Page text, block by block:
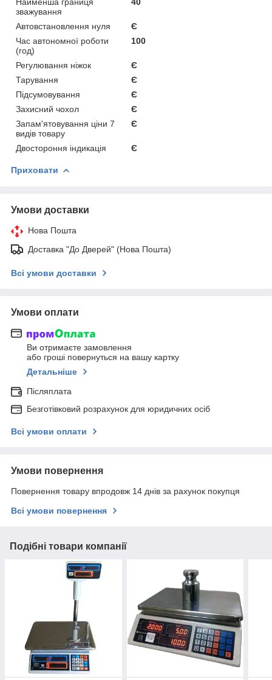
зважування
Автовстановлення нуля
Є
Час автономної роботи
(год)
100
Регулювання ніжок
Є
Тарування
Є
Підсумовування
Є
Захисний чохол
Є
Запам'ятовування ціни 7
видів товару
Є
Двостороння індикація Є
Приховати
Умови доставки
Нова Пошта
Доставка "До Дверей" (Нова Пошта)
Всі умови доставки
Умови оплати
Ви отримаєте замовлення
або гроші повернуться на вашу картку
Детальніше
Післяплата
Безготівковий розрахунок для юридичних осіб
Всі умови оплати
Умови повернення
Повернення товару впродовж 14 днів за рахунок покупця
Всі умови повернення
Подібні товари компанії